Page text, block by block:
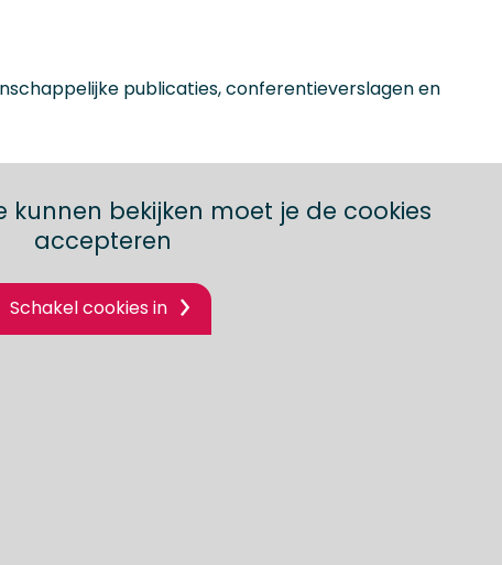
publicaties, conferentieverslagen en
kunnen bekijken moet je de cookies
accepteren
Schakel cookies in